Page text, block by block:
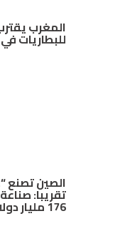
المغرب
للبطاريات
الصين تصنع
تقريبا:
176 مليار دولار في سنة واحدة